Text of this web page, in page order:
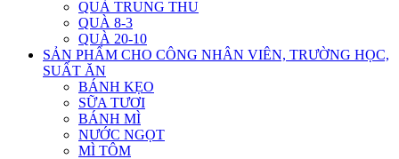
QUÀ TRUNG THU
QUÀ 8-3
QUÀ 20-10
SẢN PHẨM CHO CÔNG NHÂN VIÊN, TRƯỜNG HỌC,
SUẤT ĂN
BÁNH KẸO
SỮA TƯƠI
BÁNH MÌ
NƯỚC NGỌT
MÌ TÔM